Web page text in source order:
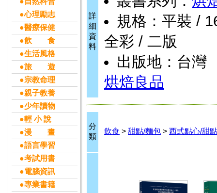
●心理勵志
●醫療保健
●飲 食
●生活風格
●旅 遊
●宗教命理
●親子教養
●少年讀物
●輕 小 說
●漫 畫
●語言學習
●考試用書
●電腦資訊
●專業書籍
詳
細
資
料
規格：平裝 /
全彩 / 二版
出版地：台灣
烘焙良品
分
類
飲食 > 甜點/麵包 > 西式點心/甜點